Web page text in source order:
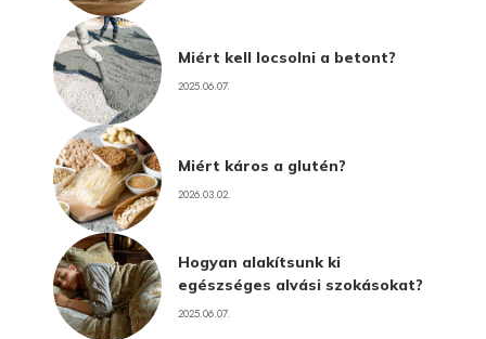
Miért kell locsolni a betont?
2025.06.07.
Miért káros a glutén?
2026.03.02.
Hogyan alakítsunk ki
egészséges alvási szokásokat?
2025.06.07.